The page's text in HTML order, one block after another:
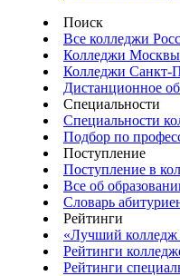
Поиск
Все колледжи
Колледжи Москвы
Колледжи Санкт-
Дистанционное
Специальности
Специальности
Подбор по
Поступление
Поступление в
Все об
Словарь
Рейтинги
«Лучший колледж
Рейтинги
Рейтинги